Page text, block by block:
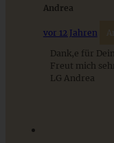
Blitzschnelles
Andrea
vor 12 Jahren
Dank,e für
Freut mich
LG Andrea